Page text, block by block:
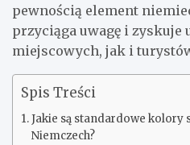
pewnością element
przyciąga uwagę i zyskuje
miejscowych, jak i
Spis Treści
Jakie są standardowe kolory
Niemczech?